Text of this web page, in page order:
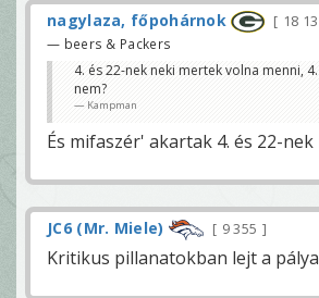
nagylaza, főpohárnok 18
— beers & Packers
4. és 22-nek neki mertek volna menni,
nem?
Kampman
És mifaszér' akartak 4. és 22-
JC6 (Mr. Miele) 9 355
Kritikus pillanatokban lejt a